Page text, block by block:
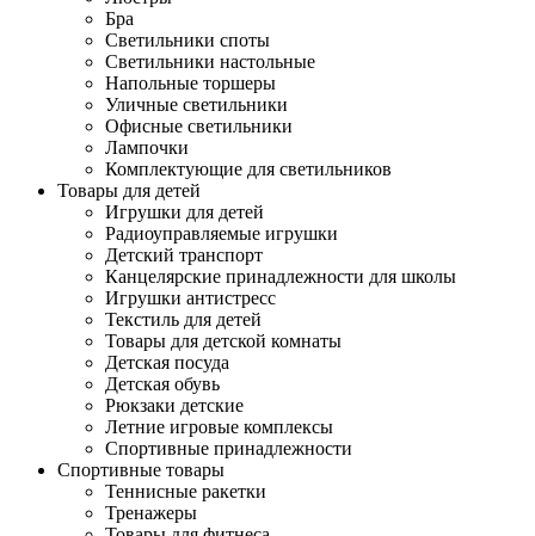
Бра
Светильники споты
Светильники настольные
Напольные торшеры
Уличные светильники
Офисные светильники
Лампочки
Комплектующие для светильников
Товары для детей
Игрушки для детей
Радиоуправляемые игрушки
Детский транспорт
Канцелярские принадлежности для школы
Игрушки антистресс
Текстиль для детей
Товары для детской комнаты
Детская посуда
Детская обувь
Рюкзаки детские
Летние игровые комплексы
Спортивные принадлежности
Спортивные товары
Теннисные ракетки
Тренажеры